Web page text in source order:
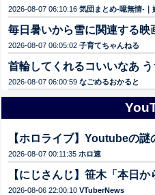
2026-08-07 06:10:16気団まとめ-噫無情-｜
毎日暑いから雪に関連する
2026-08-07 06:05:02子育てちゃんねる
首輪してくれるコいいなあ
2026-08-07 06:00:59なごめるおかると
【ホロライブ】Youtubeの謎
2026-08-07 00:11:35ホロ速
【にじさんじ】笹木「本日
2026-08-06 22:00:10VTuberNews